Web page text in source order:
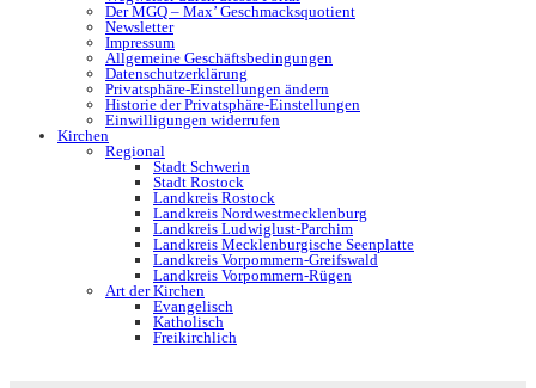
Der MGQ – Max’ Geschmacksquotient
Newsletter
Impressum
Allgemeine Geschäftsbedingungen
Datenschutzerklärung
Privatsphäre-Einstellungen ändern
Historie der Privatsphäre-Einstellungen
Einwilligungen widerrufen
Kirchen
Regional
Stadt Schwerin
Stadt Rostock
Landkreis Rostock
Landkreis Nordwestmecklenburg
Landkreis Ludwiglust-Parchim
Landkreis Mecklenburgische Seenplatte
Landkreis Vorpommern-Greifswald
Landkreis Vorpommern-Rügen
Art der Kirchen
Evangelisch
Katholisch
Freikirchlich